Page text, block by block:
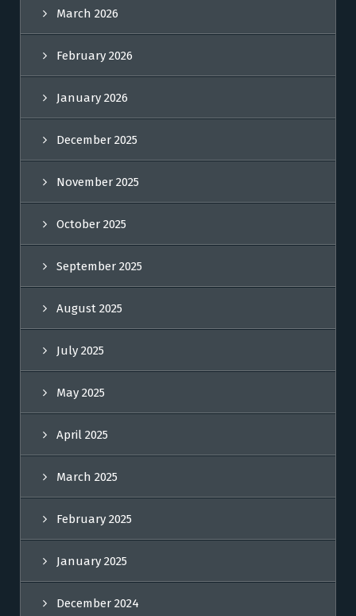
March 2026
February 2026
January 2026
December 2025
November 2025
October 2025
September 2025
August 2025
July 2025
May 2025
April 2025
March 2025
February 2025
January 2025
December 2024